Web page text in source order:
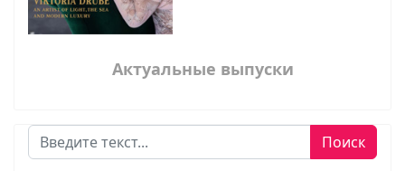
Актуальные выпуски
Поиск Поиск